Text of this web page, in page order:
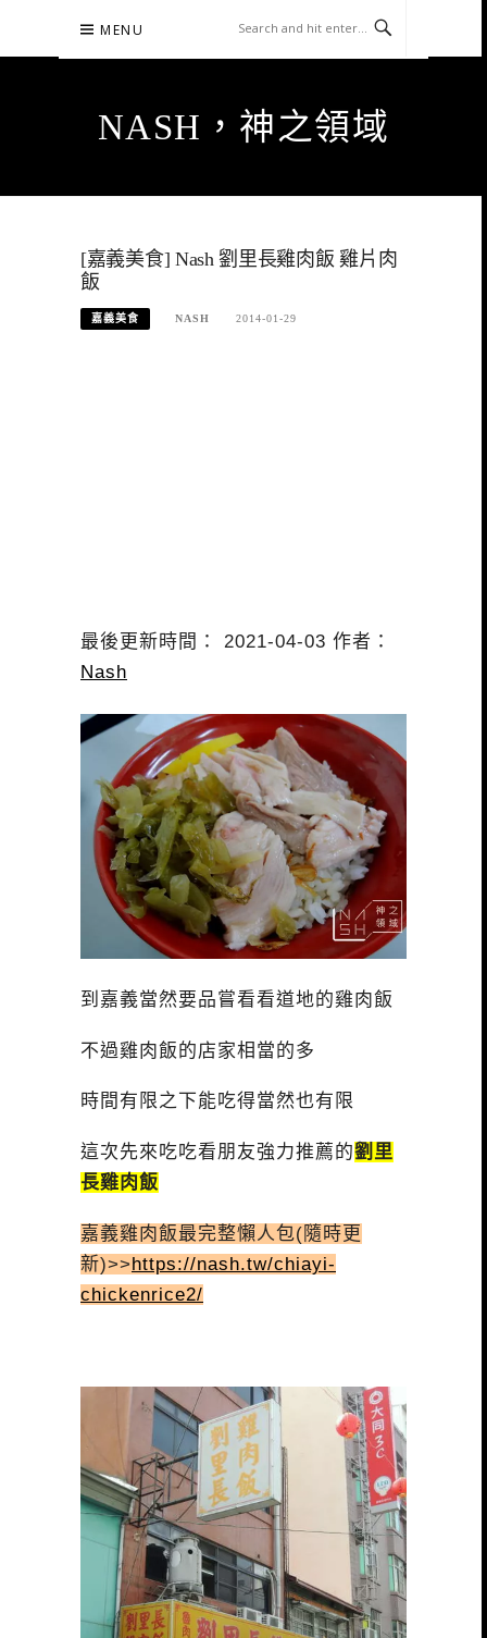
content
MENU
NASH，神之領域
[嘉義美食] Nash 劉里長雞肉飯 雞片肉
飯
嘉義美食 NASH 2014-01-29
最後更新時間： 2021-04-03 作者：
Nash
到嘉義當然要品嘗看看道地的雞肉飯
不過雞肉飯的店家相當的多
時間有限之下能吃得當然也有限
這次先來吃吃看朋友強力推薦的劉里
長雞肉飯
嘉義雞肉飯最完整懶人包(隨時更
新)>>https://nash.tw/chiayi-
chickenrice2/